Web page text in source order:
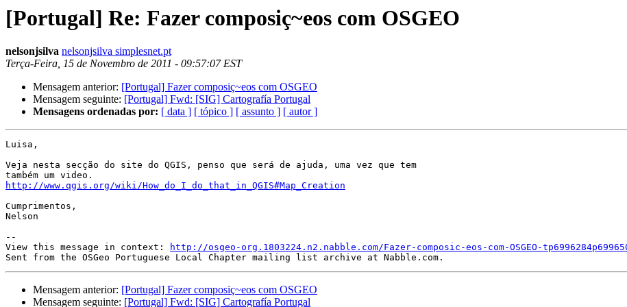
[Portugal] Re: Fazer composiç~eos com OSGEO
nelsonjsilva nelsonjsilva simplesnet.pt
Terça-Feira, 15 de Novembro de 2011 - 09:57:07 EST
Mensagem anterior: [Portugal] Fazer composiç~eos com OSGEO
Mensagem seguinte: [Portugal] Fwd: [SIG] Cartografía Portugal
Mensagens ordenadas por: [ data ] [ tópico ] [ assunto ] [ autor ]
Luisa,
Veja nesta secção do site do QGIS, penso que será de ajuda, uma vez que tem
http://www.qgis.org/wiki/How_do_I_do_that_in_QGIS#Map_Creation
Cumprimentos,
Nelson
--
View this message in context:
http://osgeo-org.1803224.n2.nabble.com/Fazer-composic-eos-com-OSGEO-
Mensagem anterior: [Portugal] Fazer composiç~eos com OSGEO
Mensagem seguinte: [Portugal] Fwd: [SIG] Cartografía Portugal